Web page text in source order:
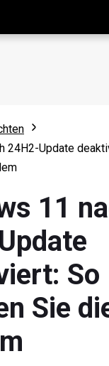
24H2-Update
11
So
Sie